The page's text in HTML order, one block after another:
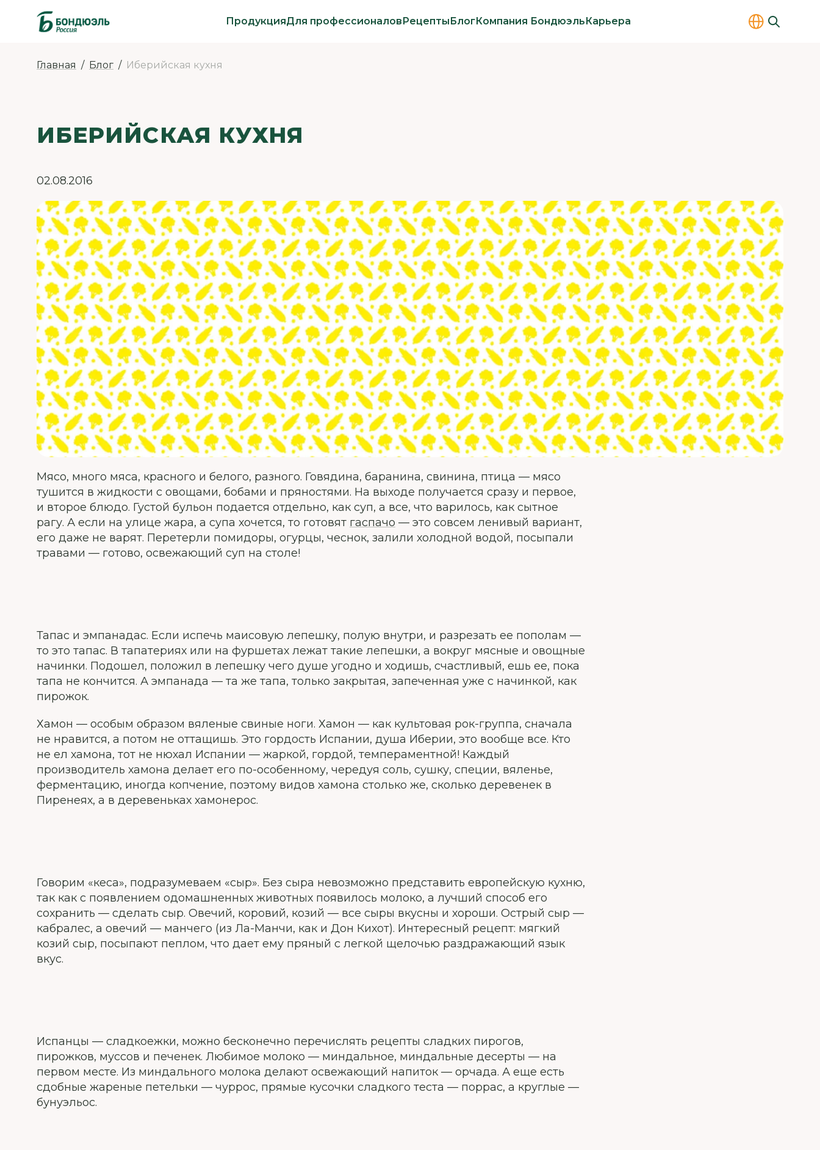
ПродукцияДля профессионаловРецептыБлогКомпания БондюэльКарьера
Главная Блог Иберийская кухня
ИБЕРИЙСКАЯ КУХНЯ
02.08.2016
Мясо, много мяса, красного и белого, разного. Говядина, баранина, свинина, птица — мясо
тушится в жидкости с овощами, бобами и пряностями. На выходе получается сразу и первое,
и второе блюдо. Густой бульон подается отдельно, как суп, а все, что варилось, как сытное
рагу. А если на улице жара, а супа хочется, то готовят гаспачо — это совсем ленивый вариант,
его даже не варят. Перетерли помидоры, огурцы, чеснок, залили холодной водой, посыпали
травами — готово, освежающий суп на столе!
Тапас и эмпанадас. Если испечь маисовую лепешку, полую внутри, и разрезать ее пополам —
то это тапас. В тапатериях или на фуршетах лежат такие лепешки, а вокруг мясные и овощные
начинки. Подошел, положил в лепешку чего душе угодно и ходишь, счастливый, ешь ее, пока
тапа не кончится. А эмпанада — та же тапа, только закрытая, запеченная уже с начинкой, как
пирожок.
Хамон — особым образом вяленые свиные ноги. Хамон — как культовая рок-группа, сначала
не нравится, а потом не оттащишь. Это гордость Испании, душа Иберии, это вообще все. Кто
не ел хамона, тот не нюхал Испании — жаркой, гордой, темпераментной! Каждый
производитель хамона делает его по-особенному, чередуя соль, сушку, специи, вяленье,
ферментацию, иногда копчение, поэтому видов хамона столько же, сколько деревенек в
Пиренеях, а в деревеньках хамонерос.
Говорим «кеса», подразумеваем «сыр». Без сыра невозможно представить европейскую кухню,
так как с появлением одомашненных животных появилось молоко, а лучший способ его
сохранить — сделать сыр. Овечий, коровий, козий — все сыры вкусны и хороши. Острый сыр —
кабралес, а овечий — манчего (из Ла-Манчи, как и Дон Кихот). Интересный рецепт: мягкий
козий сыр, посыпают пеплом, что дает ему пряный с легкой щелочью раздражающий язык
вкус.
Испанцы — сладкоежки, можно бесконечно перечислять рецепты сладких пирогов,
пирожков, муссов и печенек. Любимое молоко — миндальное, миндальные десерты — на
первом месте. Из миндального молока делают освежающий напиток — орчада. А еще есть
сдобные жареные петельки — чуррос, прямые кусочки сладкого теста — поррас, а круглые —
бунуэльос.